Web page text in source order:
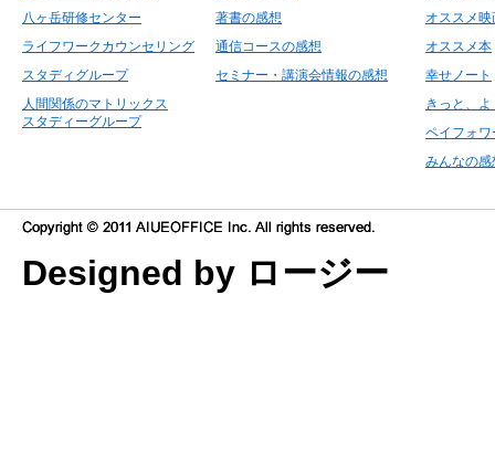
八ヶ岳研修センター
ライフワークカウンセリング
スタディグループ
人間関係のマトリックス
スタディーグループ
著書の感想
通信コースの感想
セミナー・講演会情報の感想
オススメ映
オススメ本
幸せノート
きっと、
ペイフォワ
みんなの感
Designed by ロージー